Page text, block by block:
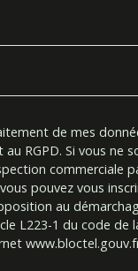
de mes
RGPD. Si vous ne
commerciale
pouvez vous
au
L223-1 du code de